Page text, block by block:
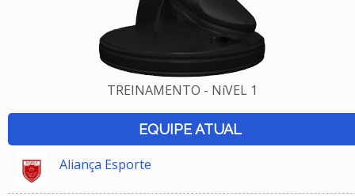
TREINAMENTO - NíVEL 1
EQUIPE ATUAL
Aliança Esporte